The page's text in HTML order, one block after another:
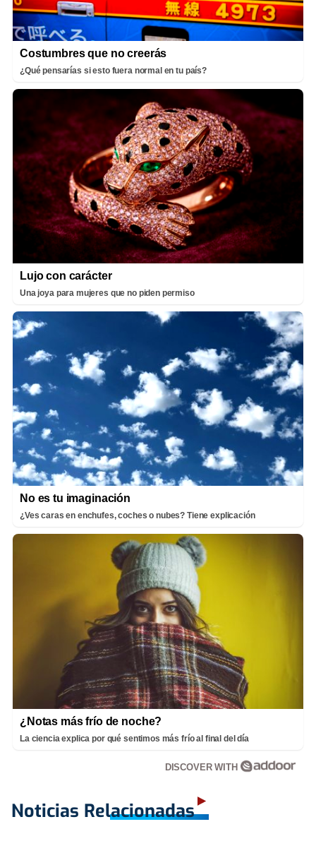
Costumbres que no creerás
¿Qué pensarías si esto fuera normal en tu país?
Lujo con carácter
Una joya para mujeres que no piden permiso
No es tu imaginación
¿Ves caras en enchufes, coches o nubes? Tiene explicación
¿Notas más frío de noche?
La ciencia explica por qué sentimos más frío al final del día
DISCOVER WITH
Noticias Relacionadas